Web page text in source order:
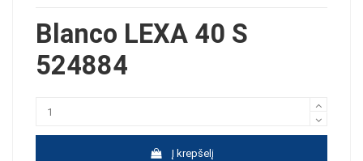
Blanco LEXA 40 S
524884
Į krepšelį